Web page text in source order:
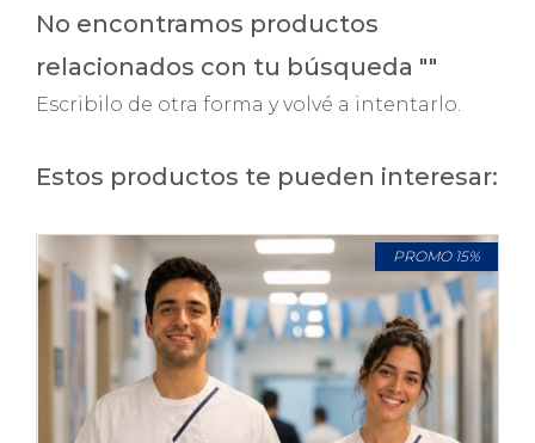
No encontramos productos
relacionados con tu búsqueda ""
Escribilo de otra forma y volvé a intentarlo.
Estos productos te pueden interesar:
PROMO 15%